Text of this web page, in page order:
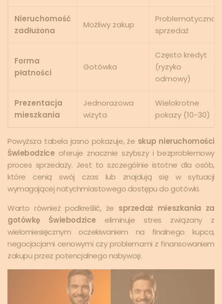
Nieruchomość
zadłużona
Możliwy zakup
Problematyczna
sprzedaż
Forma
płatności
Gotówka
Często kredyt
(ryzyko
odmowy)
Prezentacja
mieszkania
Jednorazowa
wizyta
Wielokrotne
pokazy (10-30)
Powyższa tabela jasno pokazuje, że skup nieruchomości
Świebodzice oferuje znacznie szybszy i bezproblemowy
proces sprzedaży. Jest to szczególnie istotne dla osób,
które cenią swój czas lub znajdują się w sytuacji
wymagającej natychmiastowego dostępu do gotówki.
Warto również podkreślić, że sprzedaż mieszkania za
gotówkę Świebodzice eliminuje stres związany z
wielomiesięcznym oczekiwaniem na finalnego kupca,
negocjacjami cenowymi czy problemami z finansowaniem
zakupu przez potencjalnego nabywcę.